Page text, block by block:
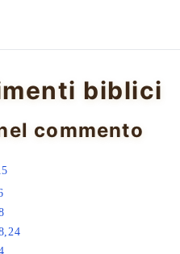
biblici
commento